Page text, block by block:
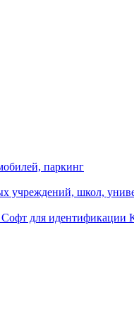
паркинг
учреждений, школ,
для